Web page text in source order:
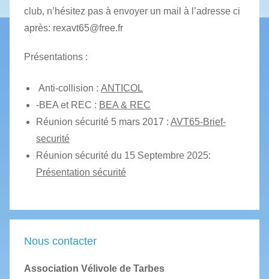
club, n’hésitez pas à envoyer un mail à l’adresse ci
après: rexavt65@free.fr
Présentations :
Anti-collision : ANTICOL
-BEA et REC : BEA & REC
Réunion sécurité 5 mars 2017 : AVT65-Brief-
securité
Réunion sécurité du 15 Septembre 2025:
Présentation sécurité
Nous contacter
Association Vélivole de Tarbes